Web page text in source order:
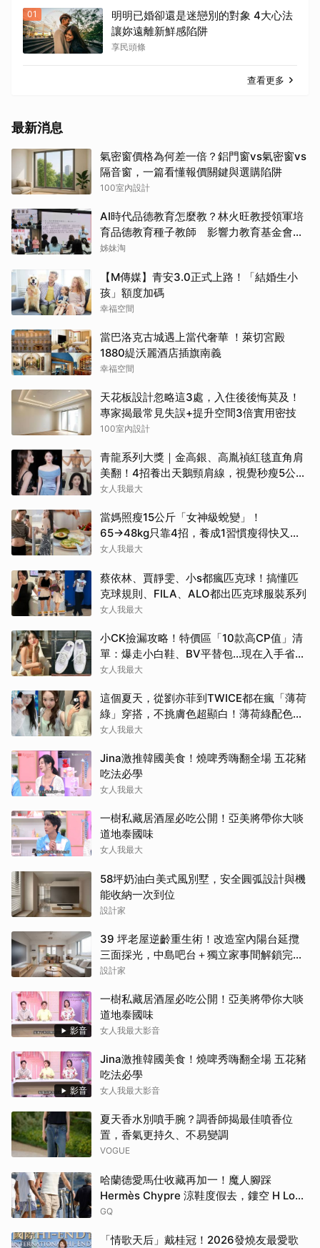
01
明明已婚卻還是迷戀別的對象 4大心法
讓妳遠離新鮮感陷阱
享民頭條
查看更多
最新消息
氣密窗價格為何差一倍？鋁門窗vs氣密窗vs
隔音窗，一篇看懂報價關鍵與選購陷阱
100室內設計
AI時代品德教育怎麼教？林火旺教授領軍培
育品德教育種子教師 影響力教育基金會攜
手新生代基金會
姊妹淘
【M傳媒】青安3.0正式上路！「結婚生小
孩」額度加碼
幸福空間
當巴洛克古城遇上當代奢華 ！萊切宮殿
1880緹沃麗酒店插旗南義
幸福空間
天花板設計忽略這3處，入住後後悔莫及！
專家揭最常見失誤+提升空間3倍實用密技
100室內設計
青龍系列大獎｜金高銀、高胤禎紅毯直角肩
美翻！4招養出天鵝頸肩線，視覺秒瘦5公
斤！
女人我最大
當媽照瘦15公斤「女神級蛻變」！
65→48kg只靠4招，養成1習慣瘦得快又不
復胖
女人我最大
蔡依林、賈靜雯、小s都瘋匹克球！搞懂匹
克球規則、FILA、ALO都出匹克球服裝系列
女人我最大
小CK撿漏攻略！特價區「10款高CP值」清
單：爆走小白鞋、BV平替包…現在入手省一
筆
女人我最大
這個夏天，從劉亦菲到TWICE都在瘋「薄荷
綠」穿搭，不挑膚色超顯白！薄荷綠配色公
開
女人我最大
Jina激推韓國美食！燒啤秀嗨翻全場 五花豬
吃法必學
女人我最大
一樹私藏居酒屋必吃公開！亞美將帶你大啖
道地泰國味
女人我最大
58坪奶油白美式風別墅，安全圓弧設計與機
能收納一次到位
設計家
39 坪老屋逆齡重生術！改造室內陽台延攬
三面採光，中島吧台＋獨立家事間解鎖完美
家務路徑
設計家
影音
一樹私藏居酒屋必吃公開！亞美將帶你大啖
道地泰國味
女人我最大影音
影音
Jina激推韓國美食！燒啤秀嗨翻全場 五花豬
吃法必學
女人我最大影音
夏天香水別噴手腕？調香師揭最佳噴香位
置，香氣更持久、不易變調
VOGUE
哈蘭德愛馬仕收藏再加一！魔人腳踩
Hermès Chypre 涼鞋度假去，鏤空 H Logo
大展慵懶高級感！
GQ
「情歌天后」戴桂冠！2026發燒友最愛歌